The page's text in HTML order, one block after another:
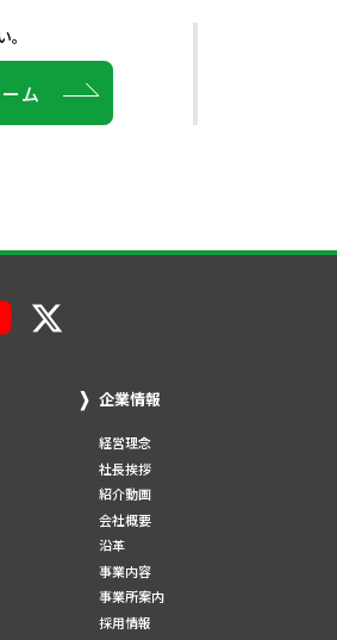
ム
企業情報
経営理念
社長挨拶
紹介動画
会社概要
沿革
事業内容
事業所案内
採用情報